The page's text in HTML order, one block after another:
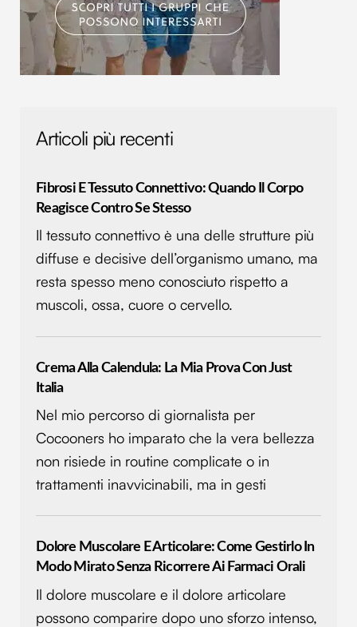
Articoli più recenti
Fibrosi E Tessuto Connettivo: Quando Il Corpo
Reagisce Contro Se Stesso
Il tessuto connettivo è una delle strutture più
diffuse e decisive dell’organismo umano, ma
resta spesso meno conosciuto rispetto a
muscoli, ossa, cuore o cervello.
Crema Alla Calendula: La Mia Prova Con Just
Italia
Nel mio percorso di giornalista per
Cocooners ho imparato che la vera bellezza
non risiede in routine complicate o in
trattamenti inavvicinabili, ma in gesti
Dolore Muscolare E Articolare: Come Gestirlo In
Modo Mirato Senza Ricorrere Ai Farmaci Orali
Il dolore muscolare e il dolore articolare
possono comparire dopo uno sforzo intenso,